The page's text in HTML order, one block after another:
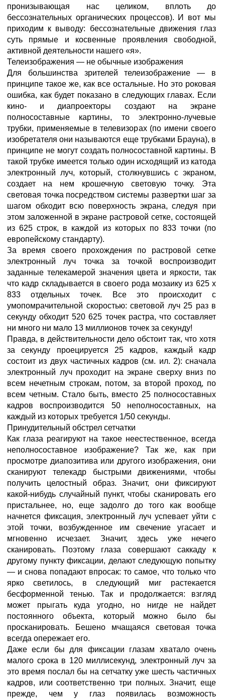
пронизывающая нас целиком, вплоть до
бессознательных органических процессов). И вот мы
приходим к выводу: бессознательные движения глаз
суть прямые и косвенные проявления свободной,
активной деятельности нашего «я».
Телеизображения — не обычные изображения
Для большинства зрителей телеизображение — в
принципе такое же, как все остальные. Но это роковая
ошибка, как будет показано в следующих главах. Если
кино- и диапроекторы создают на экране
полносоставные картины, то электронно-лучевые
трубки, применяемые в телевизорах (по имени своего
изобретателя они называются еще трубками Брауна), в
принципе не могут создать полносоставной картины. В
такой трубке имеется только один исходящий из катода
электронный луч, который, столкнувшись с экраном,
создает на нем крошечную световую точку. Эта
световая точка посредством системы развертки шаг за
шагом обходит всю поверхность экрана, следуя при
этом заложенной в экране растровой сетке, состоящей
из 625 строк, в каждой из которых по 833 точки (по
европейскому стандарту).
За время своего прохождения по растровой сетке
электронный луч точка за точкой воспроизводит
заданные телекамерой значения цвета и яркости, так
что кадр складывается в своего рода мозаику из 625 х
833 отдельных точек. Все это происходит с
умопомрачительной скоростью: световой луч 25 раз в
секунду обходит 520 625 точек растра, что составляет
ни много ни мало 13 миллионов точек за секунду!
Правда, в действительности дело обстоит так, что хотя
за секунду проецируется 25 кадров, каждый кадр
состоит из двух частичных кадров (см. ил. 2): сначала
электронный луч проходит на экране сверху вниз по
всем нечетным строкам, потом, за второй проход, по
всем четным. Стало быть, вместо 25 полносоставных
кадров воспроизводится 50 неполносоставных, на
каждый из которых требуется 1/50 секунды.
Принудительный обстрел сетчатки
Как глаза реагируют на такое неестественное, всегда
неполносоставное изображение? Так же, как при
просмотре диапозитива или другого изображения, они
сканируют телекадр быстрыми движениями, чтобы
получить целостный образ. Значит, они фиксируют
какой-нибудь случайный пункт, чтобы сканировать его
пристальнее, но, еще задолго до того как вообще
начнется фиксация, электронный луч успевает уйти с
этой точки, возбужденное им свечение угасает и
мгновенно исчезает. Значит, здесь уже нечего
сканировать. Поэтому глаза совершают саккаду к
другому пункту фиксации, делают следующую попытку
— и снова попадают впросак: то самое, что только что
ярко светилось, в следующий миг растекается
бесформенной тенью. Так и продолжается: взгляд
может прыгать куда угодно, но нигде не найдет
постоянного объекта, который можно было бы
просканировать. Бешено мчащаяся световая точка
всегда опережает его.
Даже если бы для фиксации глазам хватало очень
малого срока в 120 миллисекунд, электронный луч за
это время послал бы на сетчатку уже шесть частичных
кадров, или соответственно три полных. Значит, еще
прежде, чем у глаз появилась возможность